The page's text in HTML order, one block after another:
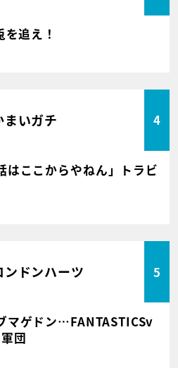
追え！
まいガチ 4
はここからやねん」トラビ
ンドンハーツ 5
マゲドン…FANTASTICSv
団